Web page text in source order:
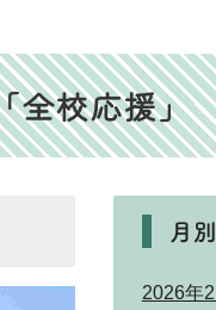
全校応援」
月
2026年2